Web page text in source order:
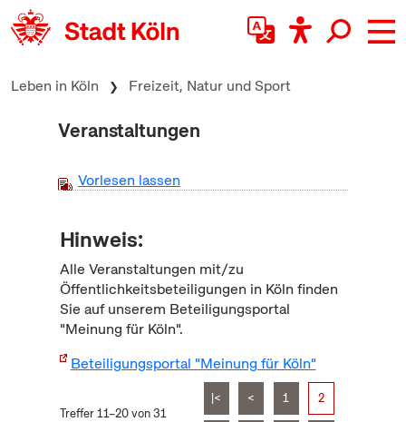
zum Inhalt springen
Leben in Köln Freizeit, Natur und Sport
Veranstaltungen
Vorlesen lassen
Hinweis:
Alle Veranstaltungen mit/zu
Öffentlichkeitsbeteiligungen in Köln finden
Sie auf unserem Beteiligungsportal
"Meinung für Köln".
Beteiligungsportal "Meinung für Köln"
Treffer 11–20 von 31
|< < 1 2